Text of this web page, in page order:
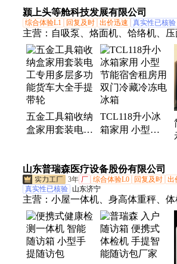
箱套装
表面粗糙度测试
仪
颍上头等舱科技发展有限公司
综合体验L1 回复及时 出价迅速 真实性已核验
主营： 自吸泵、烙面机、饸络机、
链条锯、饹面机、浇水机、园林锯
机、拉面机、压面机、抽水泵、加压
水泵、切割泵、管道泵、面条机、测
粉碎机、饸饹机、磨粉机
五金工具箱收纳
盒家用套装电工
轮
TCL118升小冰
箱家用 小型节
箱
山东普瑞森医疗设备股份有限公司
3年 厂 综合体验L0 回复及时 出
真实性已核验 山东济宁
主营： 小屋一体机、身高体重秤、
一体机、中医体质辨识仪、体格发